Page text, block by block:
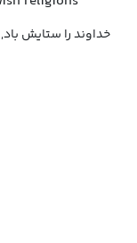
خداوند را ستایش